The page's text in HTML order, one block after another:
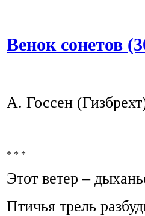
Венок сонетов
А. Госсен
* * *
Этот ветер –
Птичья трель